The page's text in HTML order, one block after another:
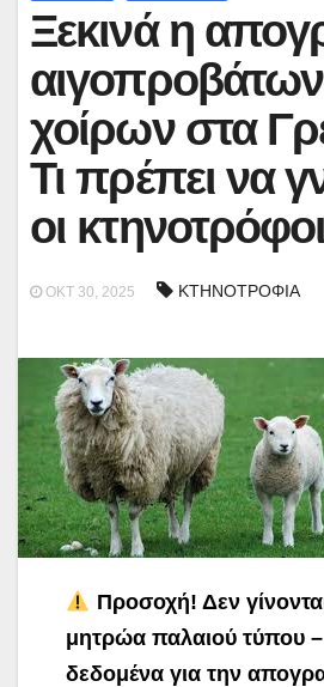
Ξεκινά η
αιγοπροβάτων
χοίρων στα
Τι πρέπει να
οι κτηνοτρόφοι
ΟΚΤ 30, 2025 ΚΤΗΝΟΤΡΟΦΙΑ
Προσοχή! Δεν
μητρώα παλαιού τύπου
δεδομένα για την